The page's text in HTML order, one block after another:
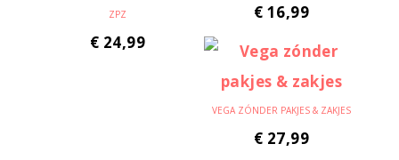
ZPZ
€ 24,99
€ 16,99
VEGA ZÓNDER PAKJES & ZAKJES
€ 27,99